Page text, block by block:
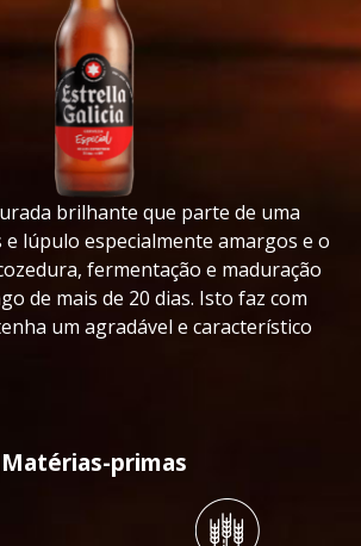
brilhante que parte de uma
e lúpulo especialmente amargos e o
fermentação e maduração
de mais de 20 dias. Isto faz com
um agradável e característico
Matérias-primas